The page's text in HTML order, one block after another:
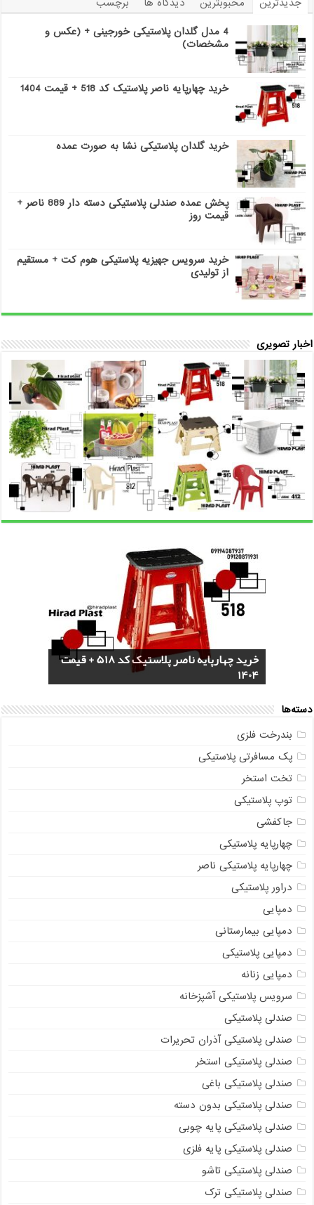
4 مدل گلدان پلاستیکی خورجینی + (عکس و
مشخصات)
خرید چهارپایه ناصر پلاستیک کد 518 + قیمت 1404
خرید گلدان پلاستیکی نشا به صورت عمده
پخش عمده صندلی پلاستیکی دسته دار 889 ناصر +
قیمت روز
خرید سرویس جهیزیه پلاستیکی هوم کت + مستقیم
از تولیدی
اخبار تصویری
4 مدل گلدان پلاستیکی خورجینی + (عکس و
مشخصات)
خرید چهارپایه ناصر پلاستیک کد 518 + قیمت
1404
خرید گلدان پلاستیکی نشا به صورت عمده
پخش عمده صندلی پلاستیکی دسته دار 889
ناصر + قیمت روز
خرید سرویس جهیزیه پلاستیکی هوم کت +
مستقیم از تولیدی
دسته‌ها
بندرخت فلزی
پک مسافرتی پلاستیکی
تخت استخر
توپ پلاستیکی
جاکفشی
چهارپایه پلاستیکی
چهارپایه پلاستیکی ناصر
دراور پلاستیکی
دمپایی
دمپایی بیمارستانی
دمپایی پلاستیکی
دمپایی زنانه
سرویس پلاستیکی آشپزخانه
صندلی پلاستیکی
صندلی پلاستیکی آذران تحریرات
صندلی پلاستیکی استخر
صندلی پلاستیکی باغی
صندلی پلاستیکی بدون دسته
صندلی پلاستیکی پایه چوبی
صندلی پلاستیکی پایه فلزی
صندلی پلاستیکی تاشو
صندلی پلاستیکی ترک